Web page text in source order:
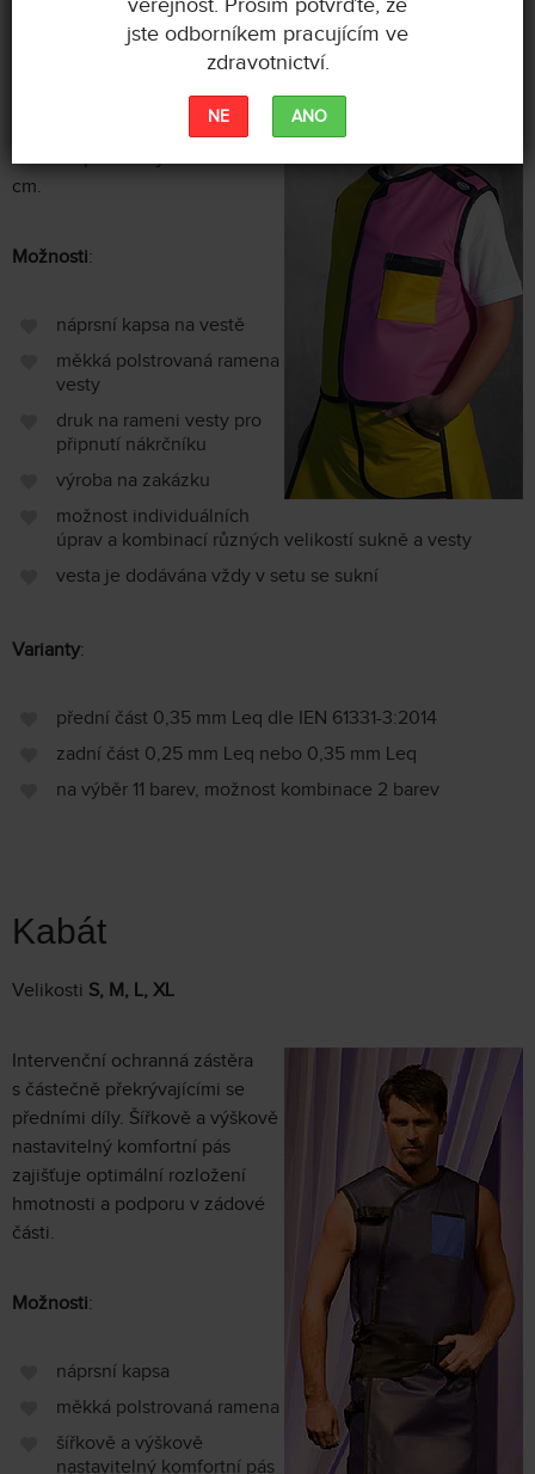
Pohodlná ochranná vesta
nového střihu se zapínáním na
Přesah uprostřed je zhruba 5
cm.
Možnosti:
náprsní kapsa na vestě
měkká polstrovaná ramena
vesty
druk na rameni vesty pro
připnutí nákrčníku
výroba na zakázku
možnost individuálních
úprav a kombinací různých velikostí sukně a vesty
vesta je dodávána vždy v setu se sukní
Varianty:
přední část 0,35 mm Leq dle IEN 61331-3:2014
zadní část 0,25 mm Leq nebo 0,35 mm Leq
na výběr 11 barev, možnost kombinace 2 barev
Kabát
Velikosti S, M, L, XL
Intervenční ochranná zástěra
s částečně překrývajícími se
předními díly. Šířkově a výškově
nastavitelný komfortní pás
zajišťuje optimální rozložení
hmotnosti a podporu v zádové
části.
Možnosti:
náprsní kapsa
měkká polstrovaná ramena
šířkově a výškově
nastavitelný komfortní pás
jste odborníkem pracujícím ve
zdravotnictví.
NE ANO